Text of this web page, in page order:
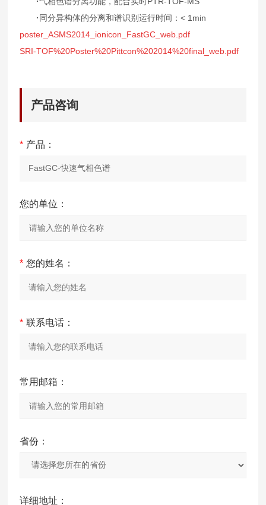
·同分异构体的分离和谱识别运行时间：< 1min
poster_ASMS2014_ionicon_FastGC_web.pdf
SRI-TOF%20Poster%20Pittcon%202014%20final_web.pdf
产品咨询
* 产品：
您的单位：
* 您的姓名：
* 联系电话：
常用邮箱：
省份：
详细地址：